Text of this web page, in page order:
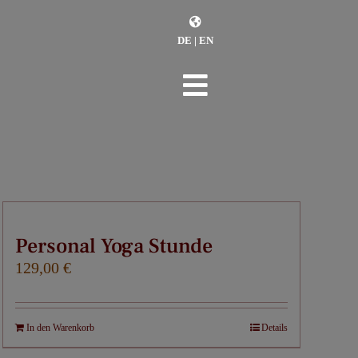
DE | EN
Toggle
Personal Yoga Stunde
129,00 €
In den Warenkorb Details